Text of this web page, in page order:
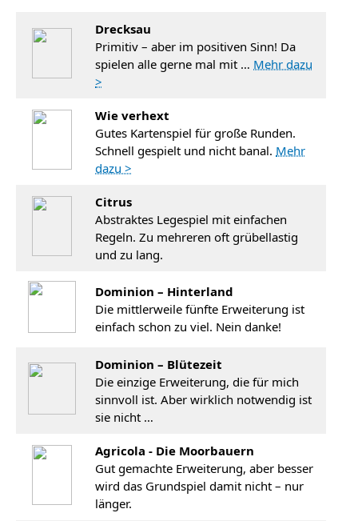
Drecksau
Primitiv – aber im positiven Sinn! Da
spielen alle gerne mal mit … Mehr dazu
>
Wie verhext
Gutes Kartenspiel für große Runden.
Schnell gespielt und nicht banal. Mehr
dazu >
Citrus
Abstraktes Legespiel mit einfachen
Regeln. Zu mehreren oft grübellastig
und zu lang.
Dominion – Hinterland
Die mittlerweile fünfte Erweiterung ist
einfach schon zu viel. Nein danke!
Dominion – Blütezeit
Die einzige Erweiterung, die für mich
sinnvoll ist. Aber wirklich notwendig ist
sie nicht …
Agricola - Die Moorbauern
Gut gemachte Erweiterung, aber besser
wird das Grundspiel damit nicht – nur
länger.